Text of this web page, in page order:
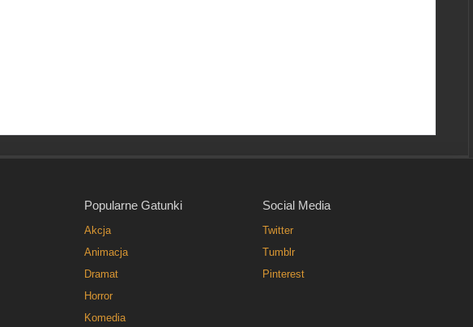
Popularne Gatunki
Akcja
Animacja
Dramat
Horror
Komedia
Social Media
Twitter
Tumblr
Pinterest